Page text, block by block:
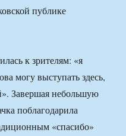
к зрителям: «я
могу выступать здесь,
Завершая небольшую
поблагодарила
«спасибо»